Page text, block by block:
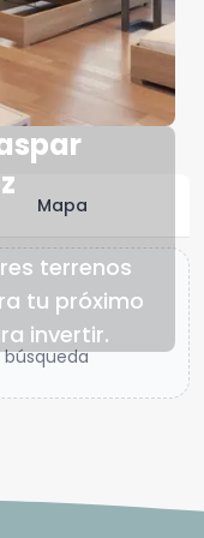
terrenos
tu próximo
invertir.
Mapa
búsqueda